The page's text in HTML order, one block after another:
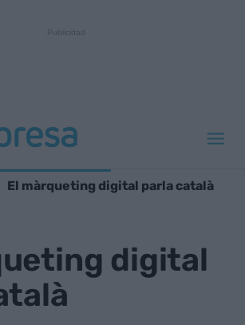
El màrqueting digital parla català
digital